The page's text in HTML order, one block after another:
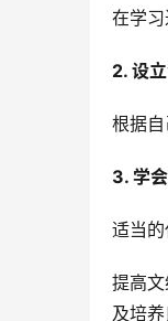
在学
2. 设
根据
3. 学
适当
提高
及培